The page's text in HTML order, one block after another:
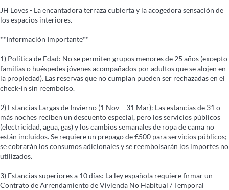
JH Loves - La encantadora terraza cubierta y la acogedora sensación de
los espacios interiores.
**Información Importante**
1) Política de Edad: No se permiten grupos menores de 25 años (excepto
familias o huéspedes jóvenes acompañados por adultos que se alojen en
la propiedad). Las reservas que no cumplan pueden ser rechazadas en el
check-in sin reembolso.
2) Estancias Largas de Invierno (1 Nov – 31 Mar): Las estancias de 31 o
más noches reciben un descuento especial, pero los servicios públicos
(electricidad, agua, gas) y los cambios semanales de ropa de cama no
están incluidos. Se requiere un prepago de €500 para servicios públicos;
se cobrarán los consumos adicionales y se reembolsarán los importes no
utilizados.
3) Estancias superiores a 10 días: La ley española requiere firmar un
Contrato de Arrendamiento de Vivienda No Habitual / Temporal